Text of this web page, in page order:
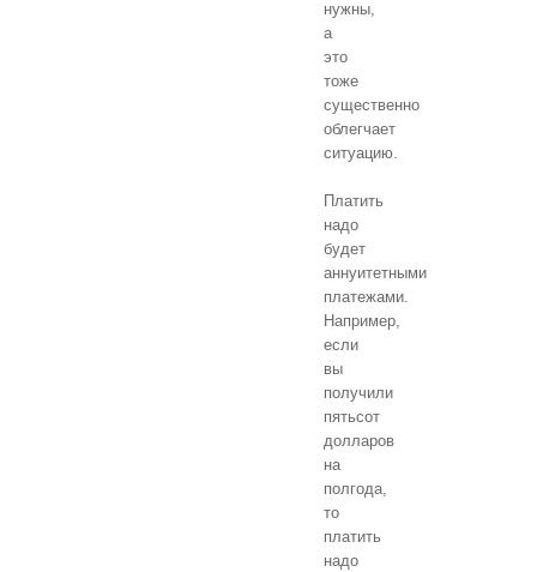
нужны,
а
это
тоже
существенно
облегчает
ситуацию.
Платить
надо
будет
аннуитетными
платежами.
Например,
если
вы
получили
пятьсот
долларов
на
полгода,
то
платить
надо